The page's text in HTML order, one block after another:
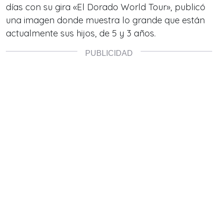
días con su gira «El Dorado World Tour», publicó
una imagen donde muestra lo grande que están
actualmente sus hijos, de 5 y 3 años.